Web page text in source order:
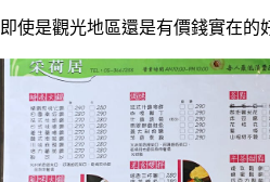
即使是觀光地區還是有價錢實在的